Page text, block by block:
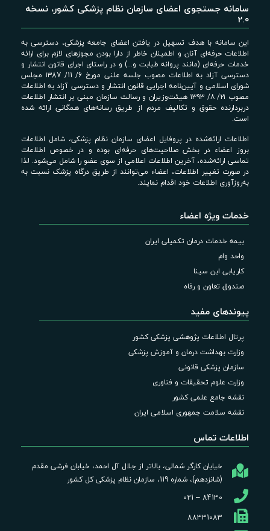
سامانه جستجوی اعضای سازمان نظام پزشکی کشور، نسخه
2.0
این سامانه با هدف تسهیل در یافتن اعضای جامعه پزشکی، دسترسی به
اطلاعات حرفه‌ای آنان و اطمینان خاطر از دارا بودن مجوزهای لازم برای ارائه
خدمات حرفه‌ای (مانند پروانه طبابت و...) و در راستای اجرای قانون انتشار و
دسترسی آزاد به اطلاعات مصوب جلسه علنی مورخ 6/ 11/ ۱۳87 مجلس
شورای اسلامی و آیین‌نامه اجرایی قانون انتشار و دسترسی آزاد به اطلاعات
مصوب ۲۱/ ۸/ ۱۳۹۳ هیئت‌وزیران و رسالت سازمان مبنی بر انتشار اطلاعات
دربردارنده حقوق و تکالیف مردم از طریق رسانه‌های همگانی ارائه شده
است.
اطلاعات ارائه‌شده در پروفایل اعضای سازمان نظام پزشکی، شامل اطلاعات
بروز اعضاء در بخش صلاحیت‌های حرفه‌ای بوده و در خصوص اطلاعات
تماسی ارائه‌شده، آخرین اطلاعات اعلامی از سوی عضو را شامل می‌شود. لذا
در صورت تغییر اطلاعات، اعضاء می‌توانند از طریق درگاه پزشک نسبت به
به‌روزآوری اطلاعات خود اقدام نمایند.
خدمات ویژه اعضاء
بیمه خدمات درمان تکمیلی ایران
واحد وام
کاریابی ابن سینا
صندوق تعاون و رفاه
پیوندهای مفید
پرتال اطلاعات پژوهشی پزشکی کشور
وزارت بهداشت درمان و آموزش پزشکی
سازمان پزشکی قانونی
وزارت علوم تحقیقات و فناوری
نقشه جامع علمی کشور
نقشه سلامت جمهوری اسلامی ایران
اطلاعات تماس
خیابان کارگر شمالی، بالاتر از جلال آل احمد، خیابان فرشی مقدم
(شانزدهم)، شماره 119، سازمان نظام پزشکی کل کشور
84130 – 021
88331083